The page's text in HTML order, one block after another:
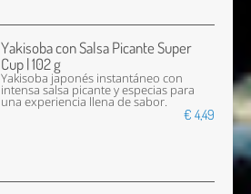
Yakisoba con Salsa Picante Super
Cup | 102 g
Yakisoba japonés instantáneo con
intensa salsa picante y especias para
una experiencia llena de sabor.
€ 4,49